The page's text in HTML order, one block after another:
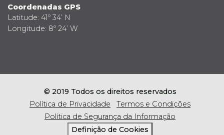
Coordenadas GPS
Latitude: 41º 34’ N
Longitude: 8º 24’ W
© 2019 Todos os direitos reservados
Política de Privacidade
Termos e Condições
Política de Segurança da Informação
Definição de Cookies